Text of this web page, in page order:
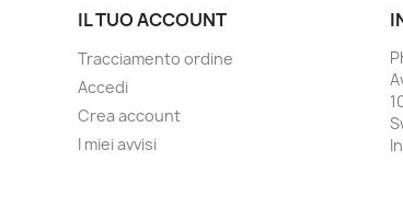
IL TUO ACCOUNT
Tracciamento ordine
Accedi
Crea account
I miei avvisi